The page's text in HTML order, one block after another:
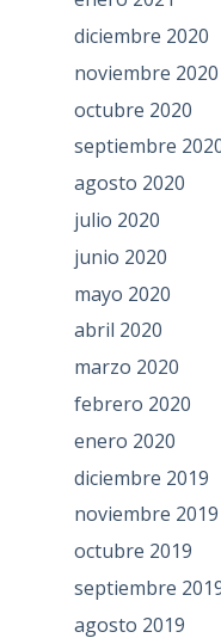
diciembre 2020
noviembre 2020
octubre 2020
septiembre
agosto 2020
julio 2020
junio 2020
mayo 2020
abril 2020
marzo 2020
febrero 2020
enero 2020
diciembre 2019
noviembre 2019
octubre 2019
septiembre
agosto 2019